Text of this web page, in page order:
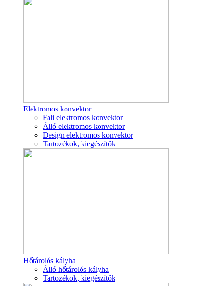
Elektromos konvektor
Fali elektromos konvektor
Álló elektromos konvektor
Design elektromos konvektor
Tartozékok, kiegészítők
Hőtárolós kályha
Álló hőtárolós kályha
Tartozékok, kiegészítők